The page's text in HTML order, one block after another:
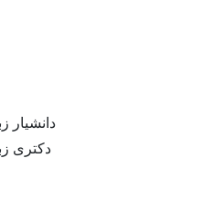
دانشیار
دکتری